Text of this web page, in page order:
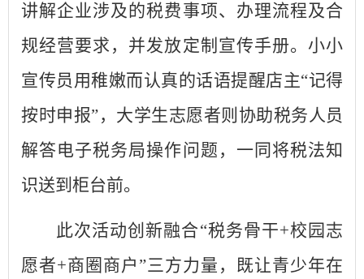
讲解企业涉及的税费事项、办理流程及合
规经营要求，并发放定制宣传手册。小小
宣传员用稚嫩而认真的话语提醒店主“记得
按时申报”，大学生志愿者则协助税务人员
解答电子税务局操作问题， 一同 将税法知
识送到柜台前。
此次活动创新融合“税务骨干+校园志
愿者+商圈商户”三方力量，既让青少年在